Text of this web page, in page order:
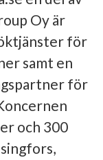
Oy är
för
samt en
för
och 300